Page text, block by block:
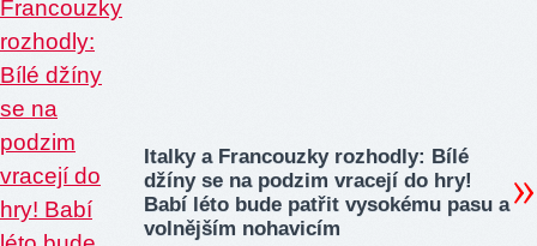
Italky a Francouzky rozhodly: Bílé
džíny se na podzim vracejí do hry!
Babí léto bude patřit vysokému pasu a
volnějším nohavicím